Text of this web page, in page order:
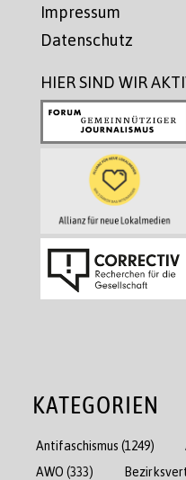
Impressum
Datenschutz
HIER SIND WIR
KATEGORIEN
Antifaschismus (1249)
AWO (333)